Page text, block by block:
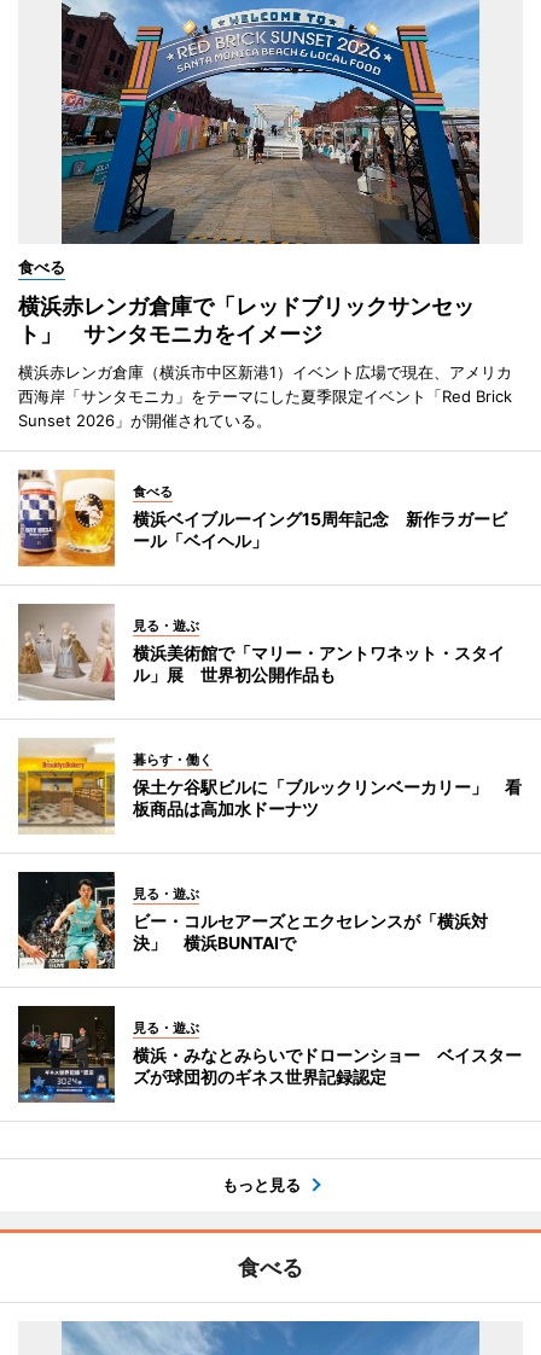
食べる
横浜赤レンガ倉庫で「レッドブリックサンセッ
ト」 サンタモニカをイメージ
横浜赤レンガ倉庫（横浜市中区新港1）イベント広場で現在、アメリカ
西海岸「サンタモニカ」をテーマにした夏季限定イベント「Red Brick
Sunset 2026」が開催されている。
食べる
横浜ベイブルーイング15周年記念 新作ラガービ
ール「ベイヘル」
見る・遊ぶ
横浜美術館で「マリー・アントワネット・スタイ
ル」展 世界初公開作品も
暮らす・働く
保土ケ谷駅ビルに「ブルックリンベーカリー」 看
板商品は高加水ドーナツ
見る・遊ぶ
ビー・コルセアーズとエクセレンスが「横浜対
決」 横浜BUNTAIで
見る・遊ぶ
横浜・みなとみらいでドローンショー ベイスター
ズが球団初のギネス世界記録認定
もっと見る
食べる